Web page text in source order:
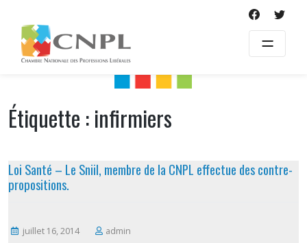
content
Étiquette :infirmiers
Loi Santé – Le Sniil, membre de la CNPL effectue des contre-
propositions.
juillet 16, 2014 admin